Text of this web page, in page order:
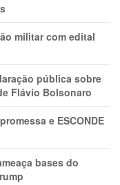
militar com edital
pública sobre
Flávio Bolsonaro
e ESCONDE
bases do